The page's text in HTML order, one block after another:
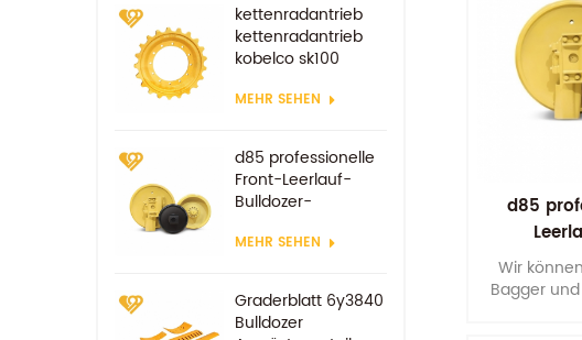
kettenradantrieb
kettenradantrieb
kobelco sk100
fahrradersatzteile
MEHR SEHEN
d85 professionelle
Front-Leerlauf-
Bulldozer-
MEHR SEHEN
Graderblatt 6y3840
Bulldozer
d85
Wir
Bagger